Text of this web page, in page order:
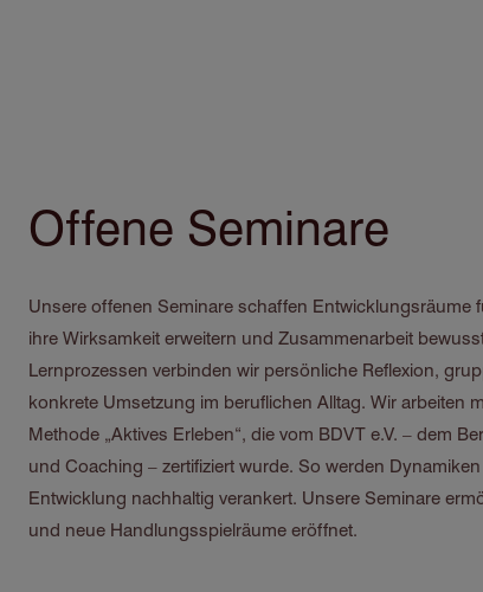
Offene Seminare
Unsere offenen Seminare schaffen Entwicklungsräume
ihre Wirksamkeit erweitern und Zusammenarbeit
Lernprozessen verbinden wir persönliche Reflexion,
konkrete Umsetzung im beruflichen Alltag. Wir arbeiten
Methode „Aktives Erleben“, die vom BDVT e.V. – dem
und Coaching – zertifiziert wurde. So werden
Entwicklung nachhaltig verankert. Unsere Seminare
und neue Handlungsspielräume eröffnet.